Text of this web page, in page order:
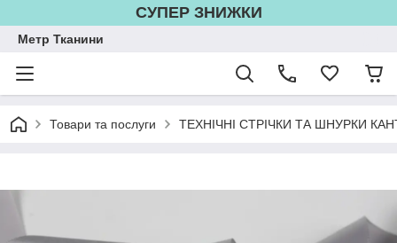
СУПЕР ЗНИЖКИ
Метр Тканини
Товари та послуги ТЕХНІЧНІ СТРІЧКИ ТА ШНУРКИ